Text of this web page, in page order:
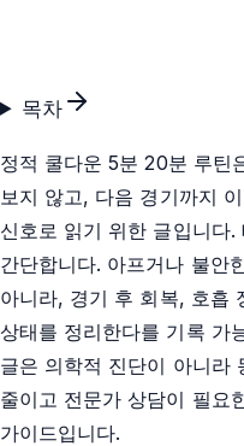
목차
정적 쿨다운 5분 20분 루틴
보지 않고, 다음 경기까지
신호로 읽기 위한 글입니다.
간단합니다. 아프거나 불안
아니라, 경기 후 회복, 호흡
상태를 정리한다를 기록 가
글은 의학적 진단이 아니라
줄이고 전문가 상담이 필요
가이드입니다.